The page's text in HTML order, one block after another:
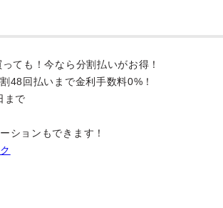
ても！今なら分割払いがお得！
48回払いまで金利手数料0%！
まで
ションもできます！